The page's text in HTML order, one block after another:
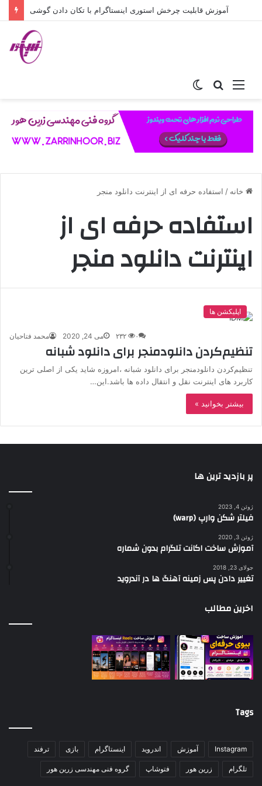
آموزش قابلیت چرخش استوری اینستاگرام با تکان دادن گوشی
منو
جستجو
خانه / استفاده حرفه ای از اینترنت دانلود منجر
استفاده حرفه ای از
اینترنت دانلود منجر
اپلیکشن ها
محمد فتاحیان می 24, 2020 ۰
تنظیم‌کردن دانلودمنجر برای دانلود شبانه
تنظیم‌کردن دانلودمنجر برای دانلود شبانه ،امروزه شاید یکی از اصلی ترین
کاربرد های اینترنت نقل و انتقال داده ها باشد.این…
بیشتر بخوانید »
پر بازدید ترین ها
ژوئن 4, 2023
فیلتر شکن وارپ (warp)
ژوئن 3, 2020
آموزش ساخت اکانت تلگرام بدون شماره
جولای 23, 2018
تغییر دادن پس زمینه آهنگ ها در آندروید
اخرین مطالب
Tags
Instagram آموزش اندروید اینستاگرام بازی ترفند
تلگرام زرین هور فتوشاپ گروه فنی مهندسی زرین هور